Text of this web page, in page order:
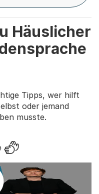
Häuslicher
Tipps, wer hilft
oder jemand
musste.